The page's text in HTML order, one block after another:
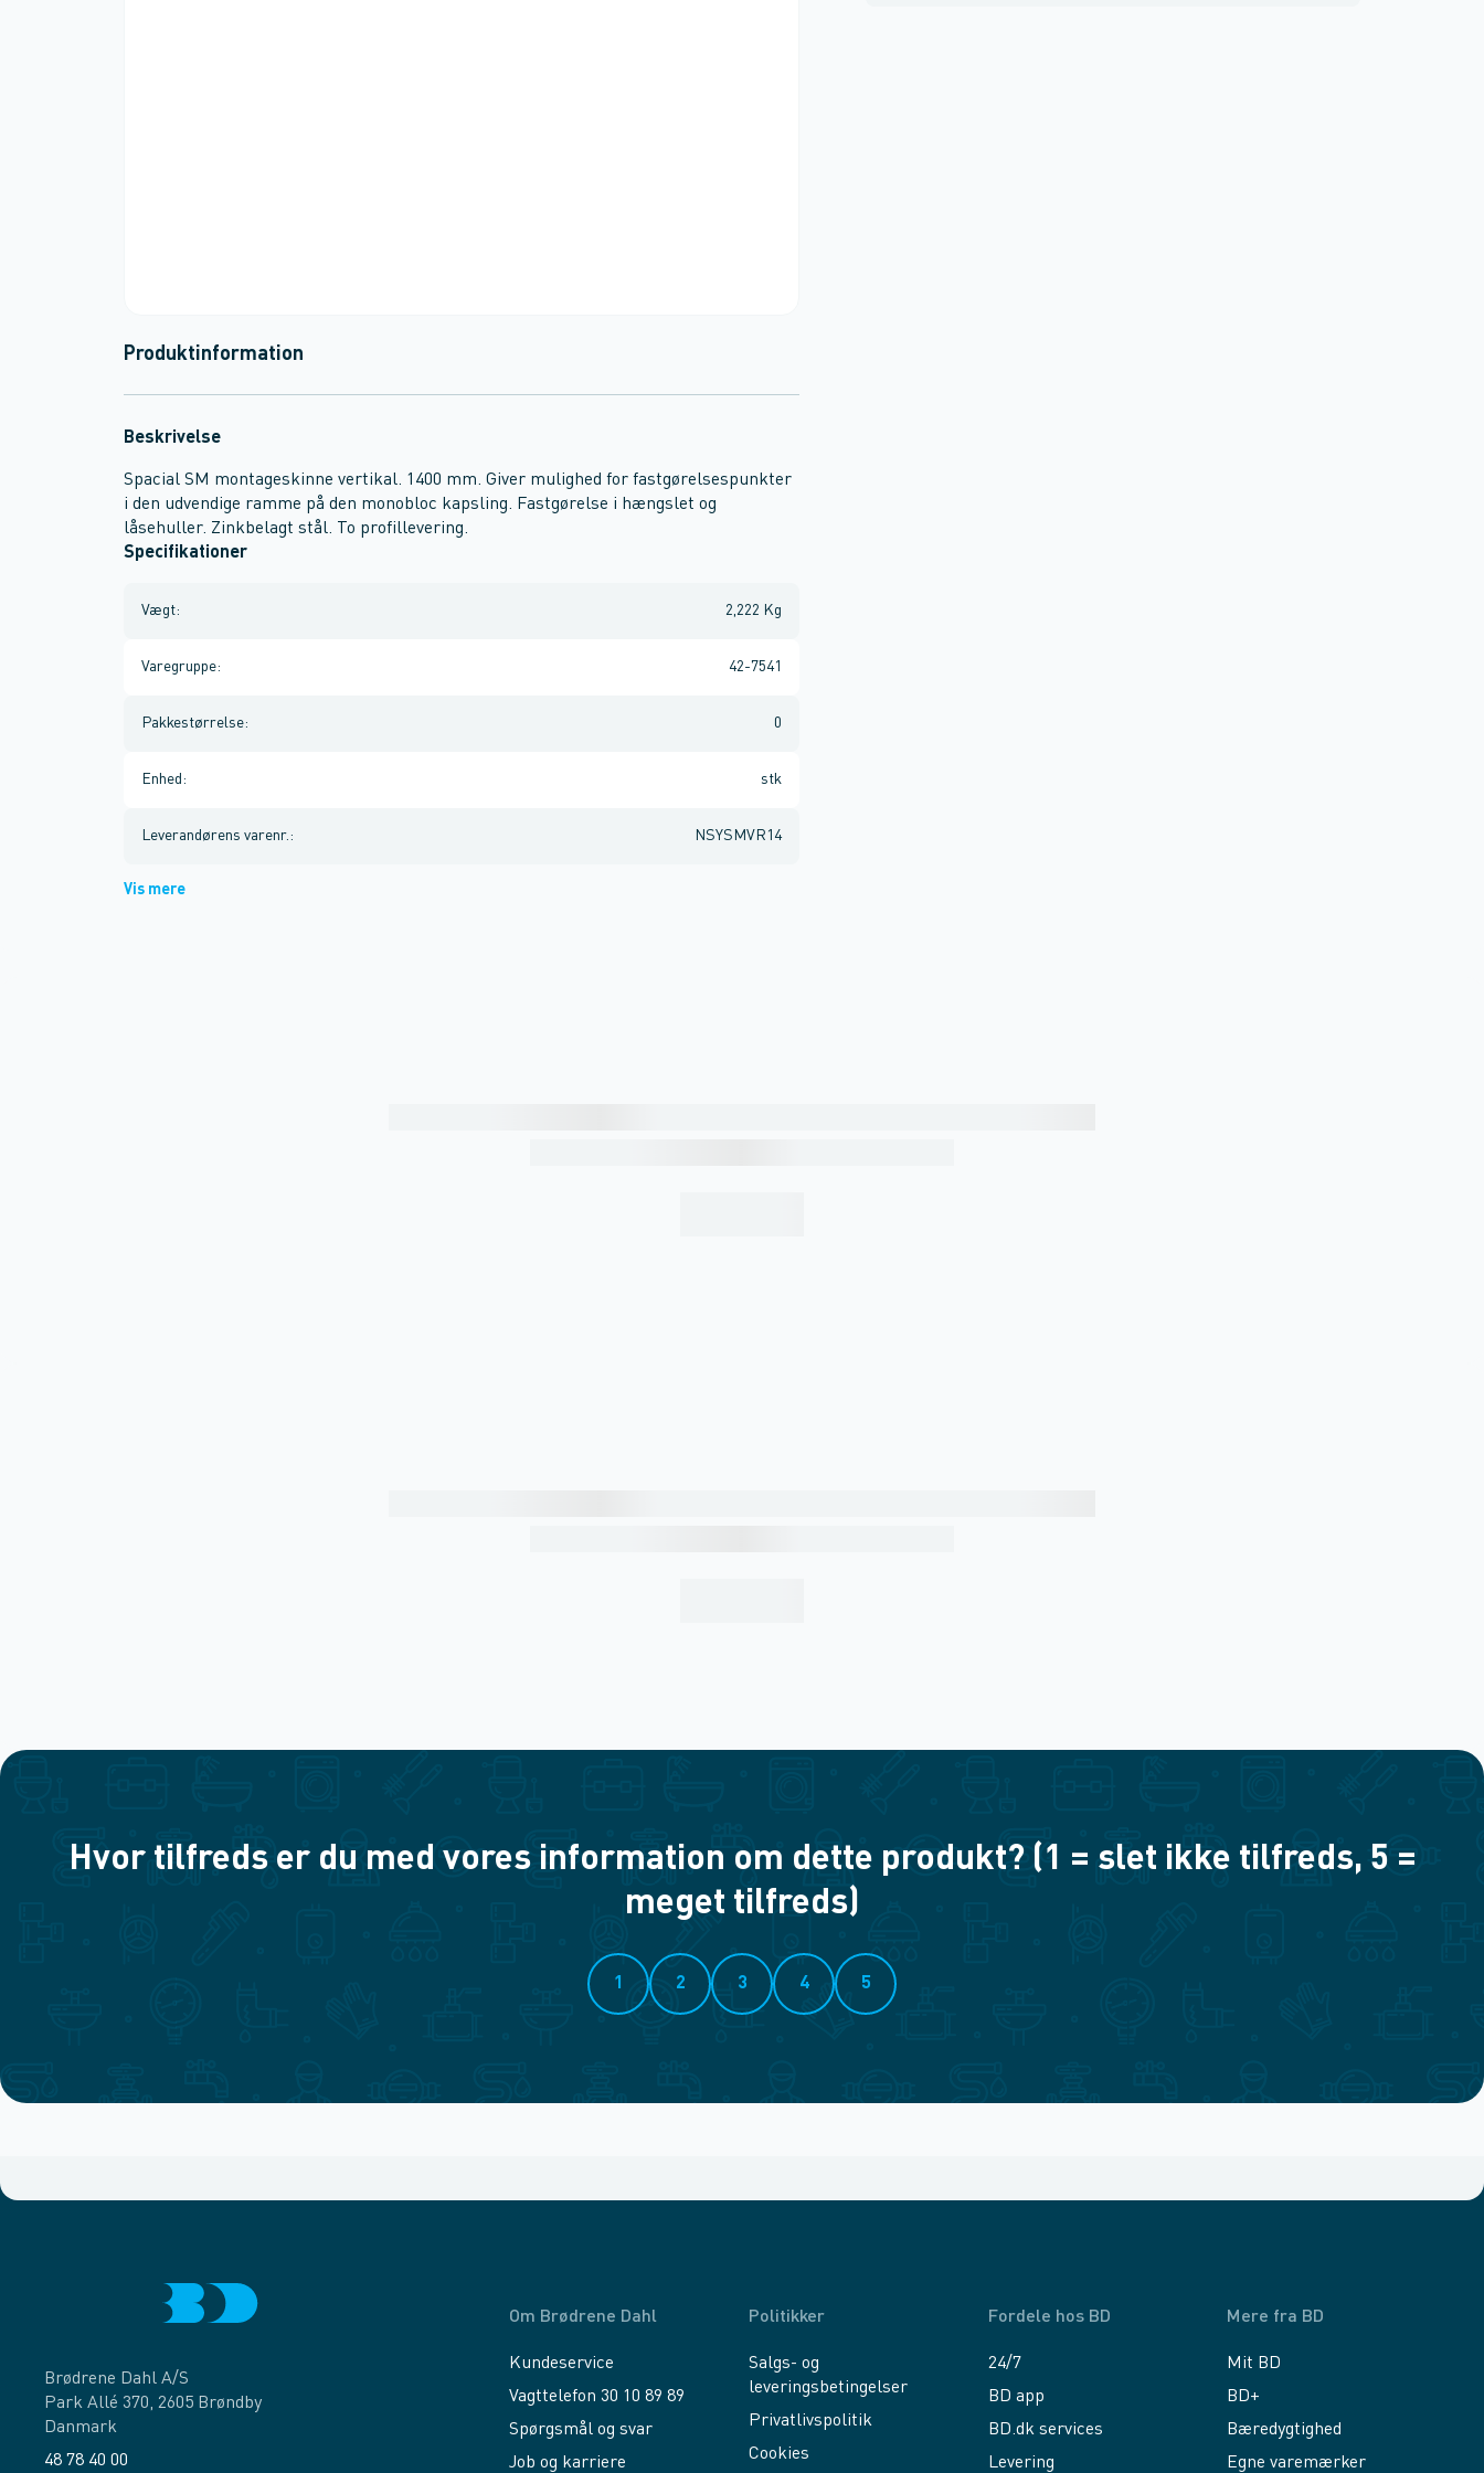
Produktinformation
Beskrivelse
Spacial SM montageskinne vertikal. 1400 mm. Giver mulighed for fastgørelsespunkter
i den udvendige ramme på den monobloc kapsling. Fastgørelse i hængslet og
låsehuller. Zinkbelagt stål. To profillevering.
Specifikationer
Vægt: 2,222 Kg
Varegruppe: 42-7541
Pakkestørrelse: 0
Enhed : stk
Leverandørens varenr. : NSYSMVR14
Vis mere
Hvor tilfreds er du med vores information om dette produkt? (1 = slet ikke tilfreds, 5 =
meget tilfreds)
1 2 3 4 5
Brødrene Dahl A/S
Park Allé 370, 2605 Brøndby
Danmark
48 78 40 00
Om Brødrene Dahl
Kundeservice
Vagttelefon 30 10 89 89
Spørgsmål og svar
Job og karriere
Politikker
Salgs- og
leveringsbetingelser
Privatlivspolitik
Cookies
Fordele hos BD
24/7
BD app
BD.dk services
Levering
Mere fra BD
Mit BD
BD+
Bæredygtighed
Egne varemærker